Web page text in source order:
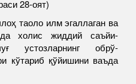
28-оят)
таоло илм эгаллаган ва
холис жиддий саъйи-
устозларнинг обрў-
кўтариб қўйишини ваъда